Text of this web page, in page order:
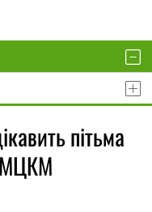
пітьма
МЦКМ